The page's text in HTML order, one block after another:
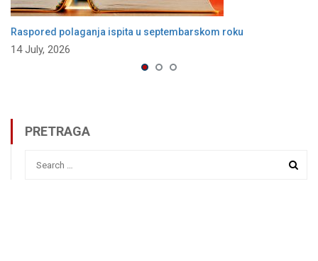
Raspored polaganja ispita u septembarskom roku
14 July, 2026
PRETRAGA